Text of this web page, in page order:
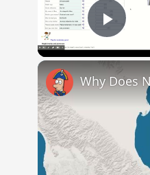
Play
Why Does